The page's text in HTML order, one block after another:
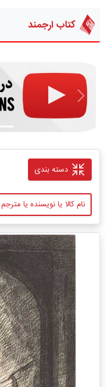
کتاب ارجمند
قبلی
دسته بندی